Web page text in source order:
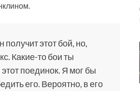
этот бой, но,
Какие-то бои ты
поединок. Я мог бы
его. Вероятно, в его